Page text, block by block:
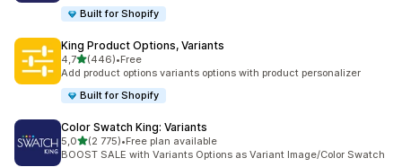
Built for Shopify
King Product Options, Variants
4,7/ 5 tähteä
(446)
446 arvostelua yhteensä
•Free
Add product options variants options with product personalizer
Built for Shopify
Color Swatch King: Variants
5,0/ 5 tähteä
(2 775)
2775 arvostelua yhteensä
•Free plan available
BOOST SALE with Variants Options as Variant Image/Color Swatch